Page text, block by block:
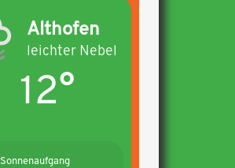
Althofen
leichter Nebel
12°
Sonnenaufgang